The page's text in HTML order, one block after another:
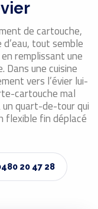
de cartouche,
tout semble
remplissant une
Dans une cuisine
vers l’évier lui-
cartouche mal
quart-de-tour qui
flexible fin déplacé
20 47 28